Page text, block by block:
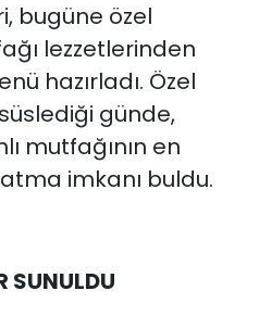
bugüne özel
lezzetlerinden
hazırladı. Özel
günde,
mutfağının en
imkanı buldu.
SUNULDU